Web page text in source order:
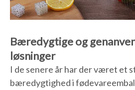
Bæredygtige og
løsninger
I de senere år har der været et
bæredygtighed i